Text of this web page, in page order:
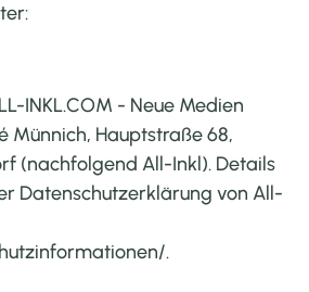
INKL.COM - Neue Medien
Münnich, Hauptstraße 68,
(nachfolgend All-Inkl). Details
Datenschutzerklärung von All-
.